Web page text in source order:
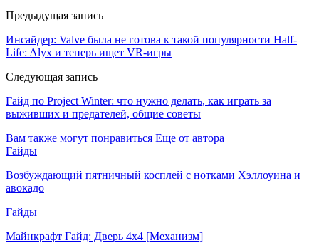
Предыдущая запись
Инсайдер: Valve была не готова к такой популярности Half-
Life: Alyx и теперь ищет VR-игры
Следующая запись
Гайд по Project Winter: что нужно делать, как играть за
выживших и предателей, общие советы
Вам также могут понравиться Еще от автора
Гайды
Возбуждающий пятничный косплей с нотками Хэллоуина и
авокадо
Гайды
Майнкрафт Гайд: Дверь 4х4 [Механизм]